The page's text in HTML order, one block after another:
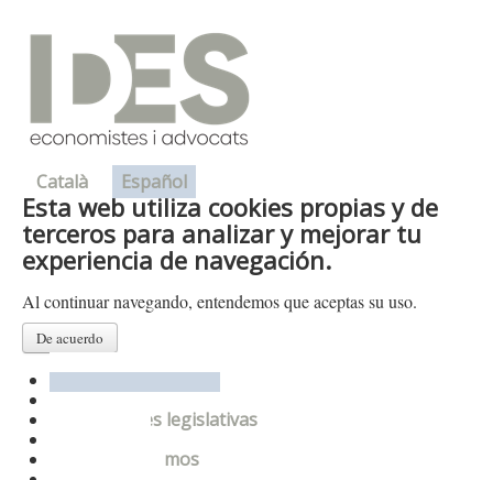
Català Español
Esta web utiliza cookies propias y de
terceros para analizar y mejorar tu
experiencia de navegación.
Al continuar navegando, entendemos que aceptas su uso.
De acuerdo
Presentación
Departamentos
Novedades legislativas
Donde estamos